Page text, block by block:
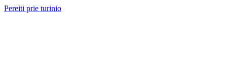
Pereiti prie turinio